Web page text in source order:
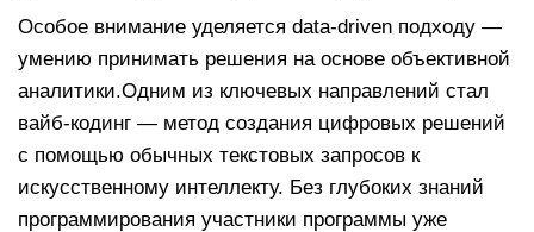
Особое внимание уделяется data-driven подходу —
умению принимать решения на основе объективной
аналитики.Одним из ключевых направлений стал
вайб-кодинг — метод создания цифровых решений
с помощью обычных текстовых запросов к
искусственному интеллекту. Без глубоких знаний
программирования участники программы уже